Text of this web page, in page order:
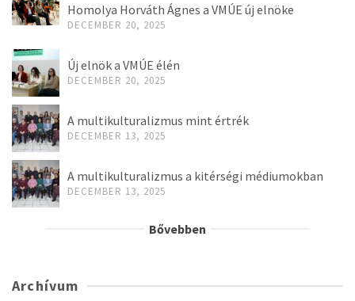
Homolya Horváth Ágnes a VMÚE új elnöke
DECEMBER 20, 2025
Új elnök a VMÚE élén
DECEMBER 20, 2025
A multikulturalizmus mint értrék
DECEMBER 13, 2025
A multikulturalizmus a kitérségi médiumokban
DECEMBER 13, 2025
Bővebben
Archívum